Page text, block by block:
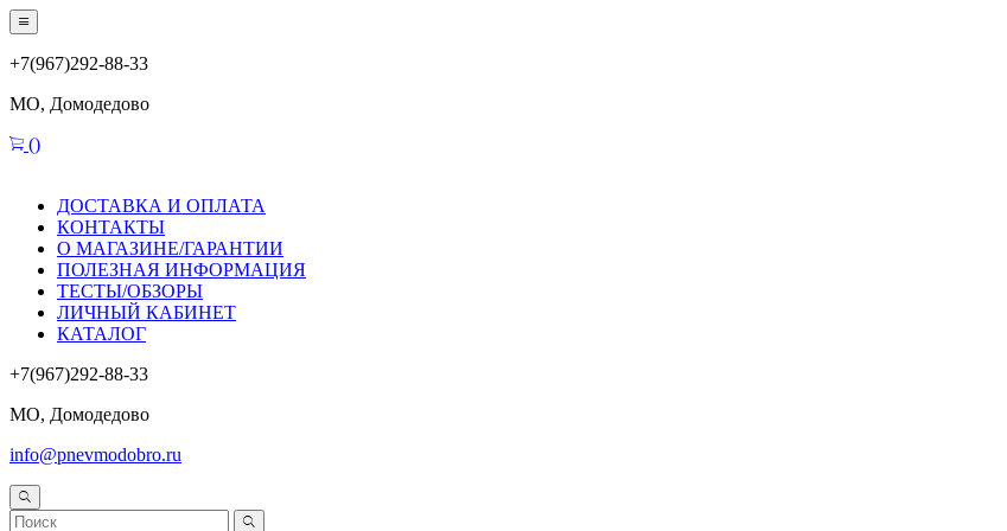
+7(967)292-88-33
МО, Домодедово
()
ДОСТАВКА И ОПЛАТА
КОНТАКТЫ
О МАГАЗИНЕ/ГАРАНТИИ
ПОЛЕЗНАЯ ИНФОРМАЦИЯ
ТЕСТЫ/ОБЗОРЫ
ЛИЧНЫЙ КАБИНЕТ
КАТАЛОГ
+7(967)292-88-33
МО, Домодедово
info@pnevmodobro.ru